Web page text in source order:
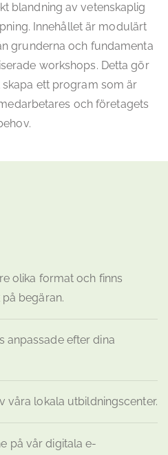
blandning av vetenskaplig
Innehållet är modulärt
grunderna och fundamenta
workshops. Detta gör
ett program som är
och företagets
olika format och finns
begäran.
anpassade efter dina
våra lokala utbildningscenter.
på vår digitala e-